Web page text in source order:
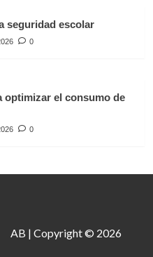
seguridad escolar
0
optimizar el consumo de
0
AB | Copyright © 2026